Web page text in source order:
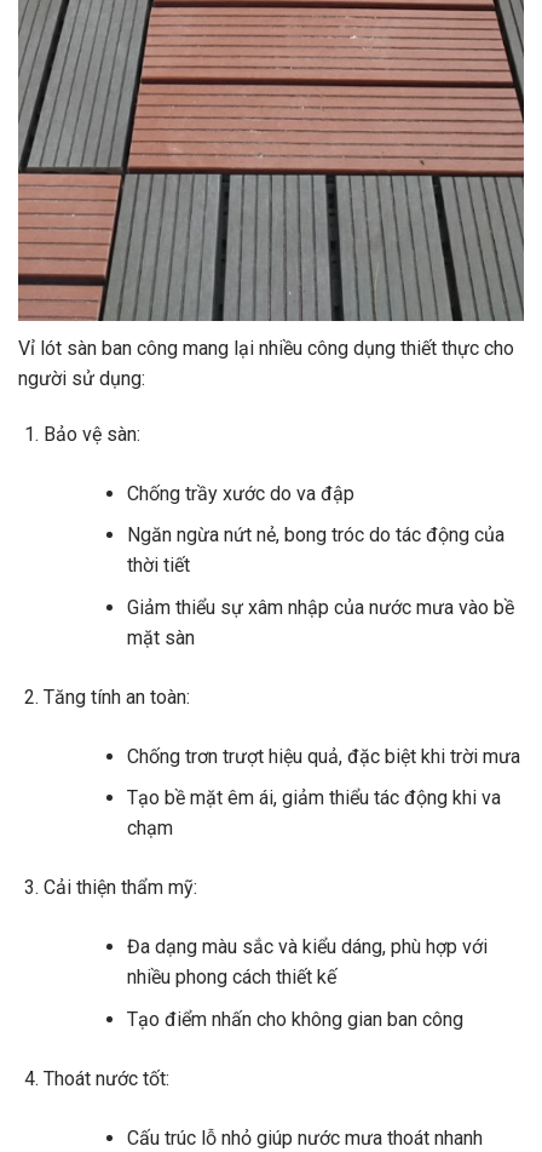
Vỉ lót sàn ban công mang lại nhiều công dụng thiết thực cho
người sử dụng:
Bảo vệ sàn:
Chống trầy xước do va đập
Ngăn ngừa nứt nẻ, bong tróc do tác động của
thời tiết
Giảm thiểu sự xâm nhập của nước mưa vào bề
mặt sàn
Tăng tính an toàn:
Chống trơn trượt hiệu quả, đặc biệt khi trời mưa
Tạo bề mặt êm ái, giảm thiểu tác động khi va
chạm
Cải thiện thẩm mỹ:
Đa dạng màu sắc và kiểu dáng, phù hợp với
nhiều phong cách thiết kế
Tạo điểm nhấn cho không gian ban công
Thoát nước tốt:
Cấu trúc lỗ nhỏ giúp nước mưa thoát nhanh